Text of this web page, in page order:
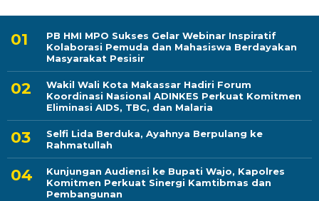
PB HMI MPO Sukses Gelar Webinar Inspiratif
Kolaborasi Pemuda dan Mahasiswa Berdayakan
Masyarakat Pesisir
Wakil Wali Kota Makassar Hadiri Forum
Koordinasi Nasional ADINKES Perkuat Komitmen
Eliminasi AIDS, TBC, dan Malaria
Selfi Lida Berduka, Ayahnya Berpulang ke
Rahmatullah
Kunjungan Audiensi ke Bupati Wajo, Kapolres
Komitmen Perkuat Sinergi Kamtibmas dan
Pembangunan